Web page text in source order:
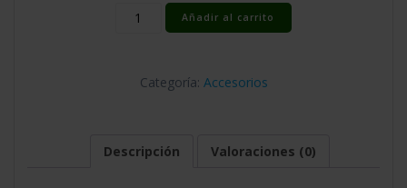
Tijera
Precisión
Punta
Añadir al carrito
Categoría: Accesorios
Descripción Valoraciones (0)